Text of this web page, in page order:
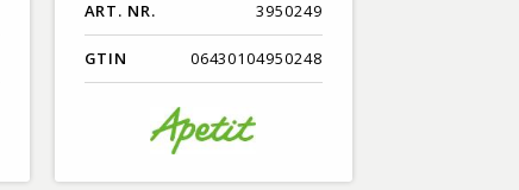
ART. NR. 3950249
GTIN 06430104950248